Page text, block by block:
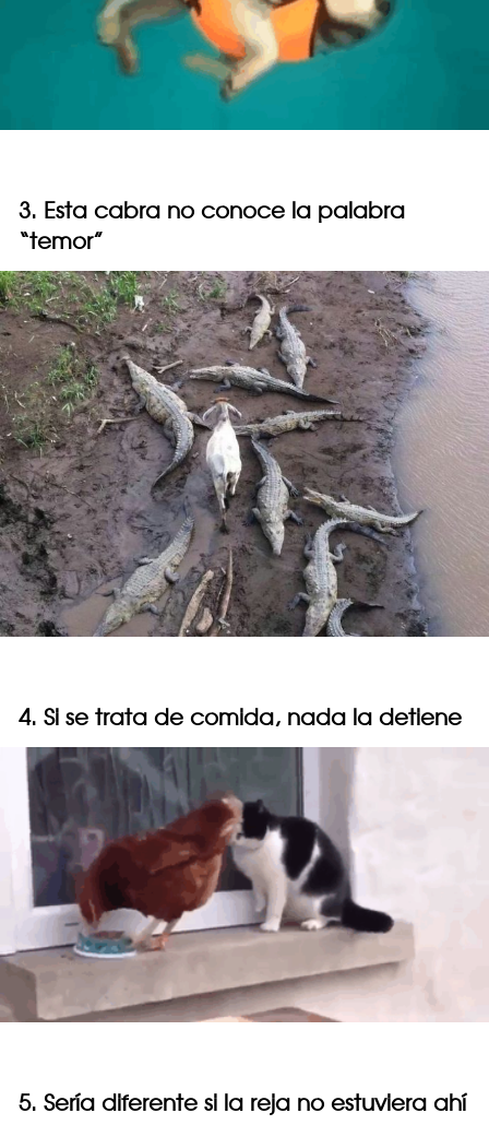
3. Esta cabra no conoce la palabra
“temor”
4. Si se trata de comida, nada la detiene
5. Sería diferente si la reja no estuviera ahí